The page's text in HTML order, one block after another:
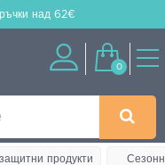
над 62€
0
продукти